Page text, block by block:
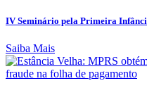
IV Seminário pela Primeira
Saiba Mais